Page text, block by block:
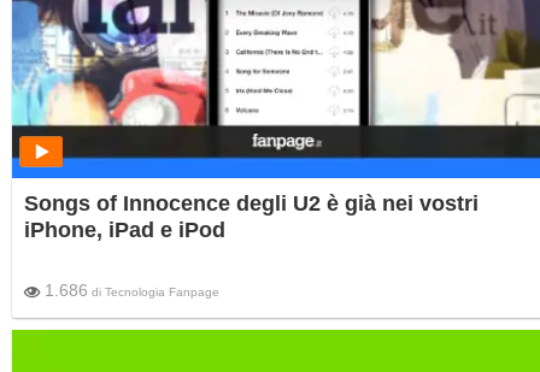
Songs of Innocence degli U2 è già nei vostri
iPhone, iPad e iPod
1.686 di Tecnologia Fanpage